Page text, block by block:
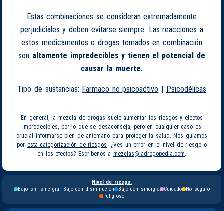
Estas combinaciones se consideran extremadamente
perjudiciales y deben evitarse siempre. Las reacciones a
estos medicamentos o drogas tomados en combinación
son altamente impredecibles y tienen el potencial de
causar la muerte.
Tipo de sustancias: Farmaco no psicoactivo | Psicodélicas
En general, la mezcla de drogas suele aumentar los riesgos y efectos
impredecibles, por lo que se desaconseja, pero en cualquier caso es
crucial informarse bien de antemano para proteger la salud. Nos guiamos
por esta categorización de riesgos . ¿Ves un error en el nivel de riesgo o
en los efectos? Escríbenos a mezclas@ladrogopedia.com.
Nivel de riesgo:
Bajo sin sinergia
Bajo con disminución Bajo con sinergia Cuidado
No seguro
Peligroso